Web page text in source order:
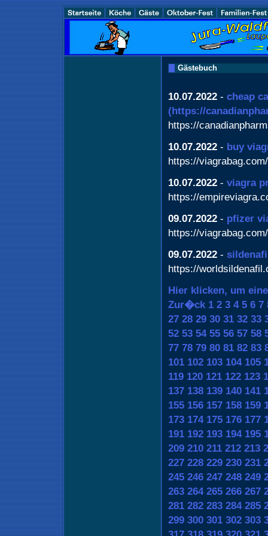
Gästebuch
10.07.2022 - cheap
(https://
https://
10.07.2022 - buy
https://viagrabag.com/
10.07.2022 - viagra
https://
09.07.2022 - pfizer
https://viagrabag.com/
09.07.2022 -
https://
Hier klicken, um
Zur�ck 1 2 3 4 5 6 7
27 28 29 30 31 32 33
52 53 54 55 56 57 58
77 78 79 80 81 82 83
101 102 103 104 105
119 120 121 122 123
137 138 139 140 141
155 156 157 158 159
173 174 175 176 177
191 192 193 194 195
209 210 211 212 213
227 228 229 230 231
245 246 247 248 249
263 264 265 266 267
281 282 283 284 285
299 300 301 302 303